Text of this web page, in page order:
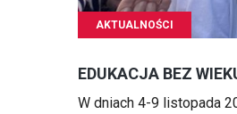
AKTUALNOŚCI
EDUKACJA BEZ
W dniach 4-9 listopada